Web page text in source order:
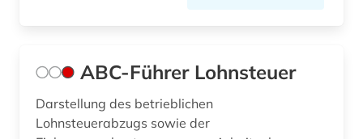
australien (3)
ausweis (1)
ABC-Führer Lohnsteuer
Darstellung des betrieblichen
Lohnsteuerabzugs sowie der